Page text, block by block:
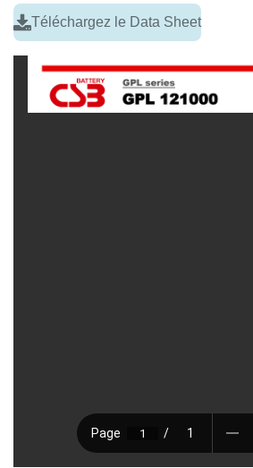
Téléchargez le Data Sheet